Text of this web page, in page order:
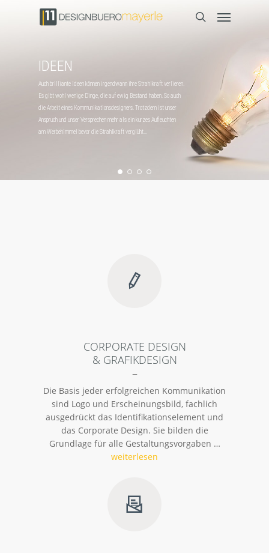
IDEEN
Auch brilliante Ideen können irgendwann ihre Strahlkraft verlieren.
Es gibt wohl wenige Dinge, die auf ewig Bestand haben. So auch
die Arbeit eines Kommunikationsdesigners. Trotzdem ist unser
Anspruch und unser Versprechen mehr als ein kurzes Aufleuchten
am Werbehimmel bevor die Strahlkraft verglüht...
CORPORATE DESIGN
& GRAFIKDESIGN
–
Die Basis jeder erfolgreichen Kommunikation
sind Logo und Erscheinungsbild, fachlich
ausgedrückt das Identifikationselement und
das Corporate Design. Sie bilden die
Grundlage für alle Gestaltungsvorgaben …
weiterlesen